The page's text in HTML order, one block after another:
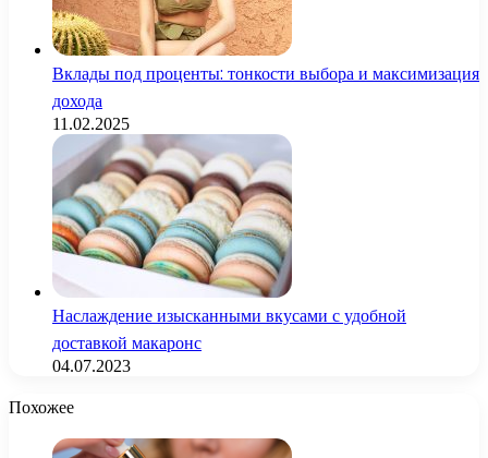
Вклады под проценты: тонкости выбора и максимизация
дохода
11.02.2025
Наслаждение изысканными вкусами с удобной
доставкой макаронс
04.07.2023
Похожее